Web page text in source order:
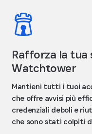
Rafforza la tua
Watchtower
Mantieni tutti i tuoi
che offre avvisi più
credenziali deboli e
che sono stati colpiti